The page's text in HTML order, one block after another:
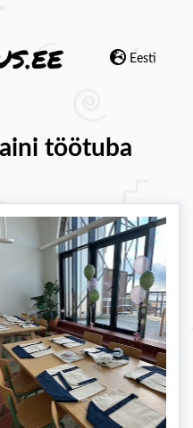
Eesti
töötuba